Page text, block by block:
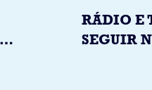
RÁDIO E
SEGUIR